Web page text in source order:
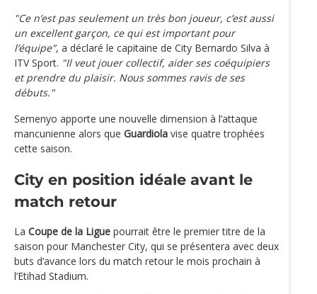
"Ce n’est pas seulement un très bon joueur, c’est aussi
un excellent garçon, ce qui est important pour
l’équipe", a déclaré le capitaine de City Bernardo Silva à
ITV Sport. "Il veut jouer collectif, aider ses coéquipiers
et prendre du plaisir. Nous sommes ravis de ses
débuts."
Semenyo apporte une nouvelle dimension à l’attaque
mancunienne alors que Guardiola vise quatre trophées
cette saison.
City en position idéale avant le
match retour
La Coupe de la Ligue pourrait être le premier titre de la
saison pour Manchester City, qui se présentera avec deux
buts d’avance lors du match retour le mois prochain à
l’Etihad Stadium.